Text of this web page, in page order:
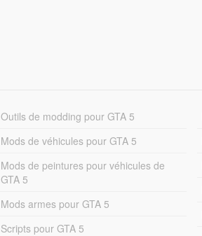
Outils de modding pour GTA 5
Mods de véhicules pour GTA 5
Mods de peintures pour véhicules de
GTA 5
Mods armes pour GTA 5
Scripts pour GTA 5